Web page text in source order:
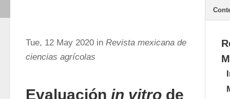
Tue, 12 May 2020 in Revista mexicana de
ciencias agrícolas
Evaluación in vitro de